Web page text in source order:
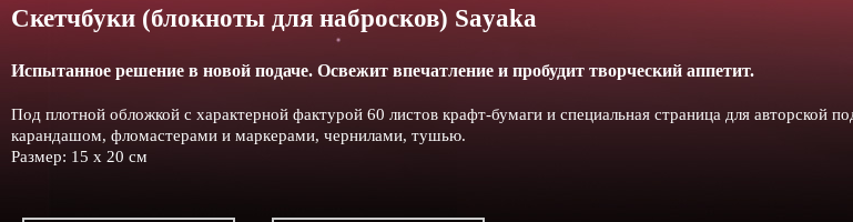
Скетчбуки (блокноты для набросков) Sayaka
Испытанное решение в новой подаче. Освежит впечатление и пробудит творческий аппетит.
Под плотной обложкой с характерной фактурой 60 листов крафт-бумаги и специальная страница для авторской
карандашом, фломастерами и маркерами, чернилами, тушью.
Размер: 15 х 20 см